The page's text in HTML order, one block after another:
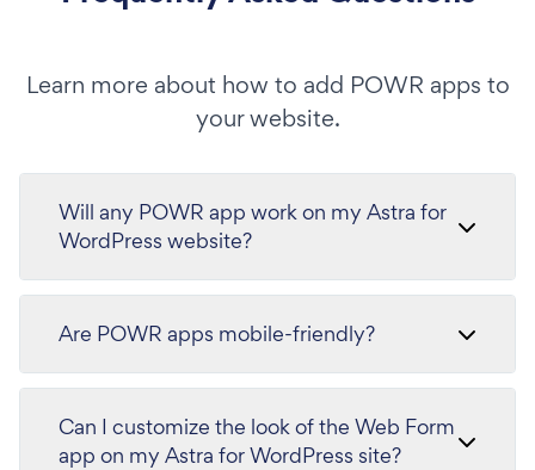
Learn more about how to add POWR apps to
your website.
Will any POWR app work on my Astra for
WordPress website?
Are POWR apps mobile-friendly?
Can I customize the look of the Web Form
app on my Astra for WordPress site?